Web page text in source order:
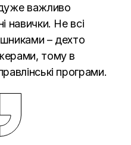
важливо
навички. Не всі
– дехто
тому в
програми.